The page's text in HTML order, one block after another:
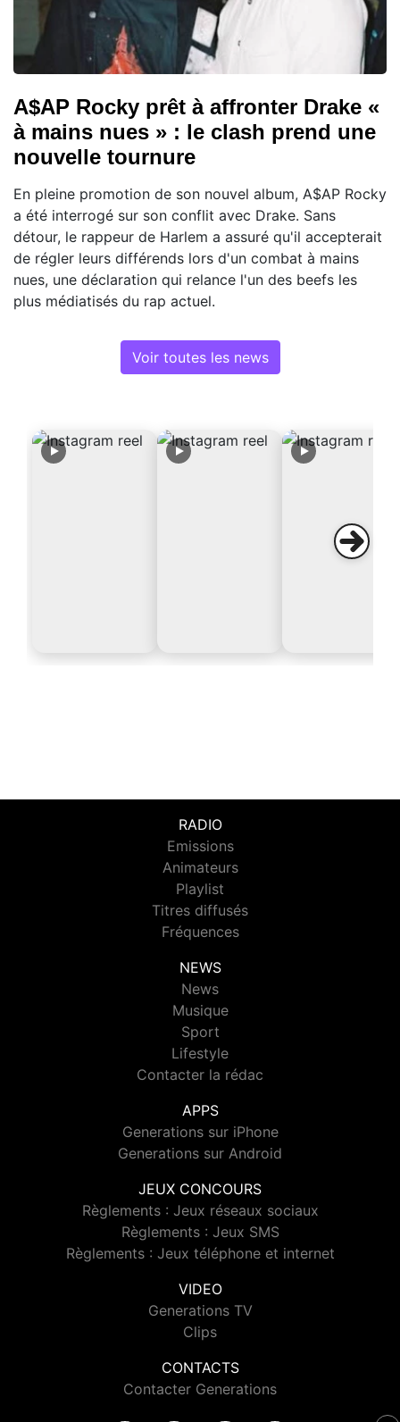
A$AP Rocky prêt à affronter Drake «
à mains nues » : le clash prend une
nouvelle tournure
En pleine promotion de son nouvel album, A$AP Rocky
a été interrogé sur son conflit avec Drake. Sans
détour, le rappeur de Harlem a assuré qu'il accepterait
de régler leurs différends lors d'un combat à mains
nues, une déclaration qui relance l'un des beefs les
plus médiatisés du rap actuel.
Voir toutes les news
RADIO
Emissions
Animateurs
Playlist
Titres diffusés
Fréquences
NEWS
News
Musique
Sport
Lifestyle
Contacter la rédac
APPS
Generations sur iPhone
Generations sur Android
JEUX CONCOURS
Règlements : Jeux réseaux sociaux
Règlements : Jeux SMS
Règlements : Jeux téléphone et internet
VIDEO
Generations TV
Clips
CONTACTS
Contacter Generations